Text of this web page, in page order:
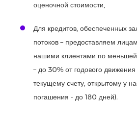
оценочной стоимости,
Для кредитов, обеспеченных
потоков – предоставляем
нашими клиентами по меньшей
– до 30% от годового
текущему счету, открытому у
погашения - до 180 дней).